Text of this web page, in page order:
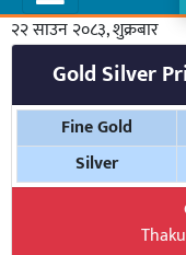
२२ साउन २०८३, शुक्रबार
Gold Silver
Fine Gold
Silver